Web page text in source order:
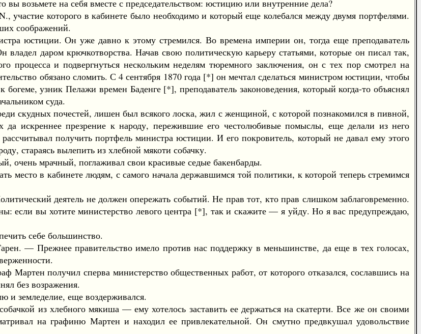
на себя вместе с председательством: юстицию или внутренние дела?
участие которого в кабинете было необходимо и который еще колебался между двумя портфелями.
соображений.
юстиции. Он уже давно к этому стремился. Во времена империи он, тогда еще преподаватель
владел даром крючкотворства. Начав свою политическую карьеру статьями, которые он писал так,
процесса и подвергнуться нескольким неделям тюремного заключения, он с тех пор смотрел на
обязано сломить. С 4 сентября 1870 года [*] он мечтал сделаться министром юстиции, чтобы
узник Пелажи времен Баденге [*], преподаватель законоведения, который когда-то объяснял
суда.
скудных почестей, лишен был всякого лоска, жил с женщиной, с которой познакомился в пивной,
да искреннее презрение к народу, пережившие его честолюбивые помыслы, еще делали из него
получить портфель министра юстиции. И его покровитель, который не давал ему этого
стараясь вылепить из хлебной мякоти собачку.
очень мрачный, поглаживал свои красивые седые бакенбарды.
в кабинете людям, с самого начала державшимся той политики, к которой теперь стремимся
деятель не должен опережать событий. Не прав тот, кто прав слишком заблаговременно.
если вы хотите министерство левого центра [*], так и скажите — я уйду. Но я вас предупреждаю,
себе большинство.
— Прежнее правительство имело против нас поддержку в меньшинстве, да еще в тех голосах,
Мартен получил сперва министерство общественных работ, от которого отказался, сославшись на
без возражения.
и земледелие, еще воздерживался.
из хлебного мякиша — ему хотелось заставить ее держаться на скатерти. Все же он своими
на графиню Мартен и находил ее привлекательной. Он смутно предвкушал удовольствие